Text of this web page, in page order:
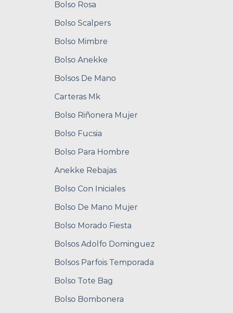
Bolso Rosa
Bolso Scalpers
Bolso Mimbre
Bolso Anekke
Bolsos De Mano
Carteras Mk
Bolso Riñonera Mujer
Bolso Fucsia
Bolso Para Hombre
Anekke Rebajas
Bolso Con Iniciales
Bolso De Mano Mujer
Bolso Morado Fiesta
Bolsos Adolfo Dominguez
Bolsos Parfois Temporada
Bolso Tote Bag
Bolso Bombonera